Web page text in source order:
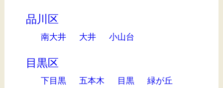
品川区
南大井 大井 小山台
目黒区
下目黒 五本木 目黒 緑が丘